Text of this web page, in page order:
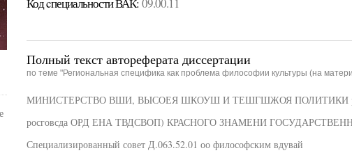
Полный текст автореферата диссертации
по теме "Региональная специфика как проблема философии культуры (на
МИНИСТЕРСТВО ВШИ, ВЫСОЕЯ ШКОУШ И ТЕШГШЖОЯ ПОЛИТИКИ
росговсда ОРД ЕНА ТВДСВОП) КРАСНОГО ЗНАМЕНИ
Специализированный совет Д.063.52.01 оо философским вдувай